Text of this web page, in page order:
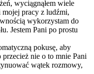
wyciągnąłem wiele
pracy z ludźmi,
wykorzystam do
Jestem Pani po prostu
pokusę, aby
nie o to mnie Pani
wątek rozmowy,